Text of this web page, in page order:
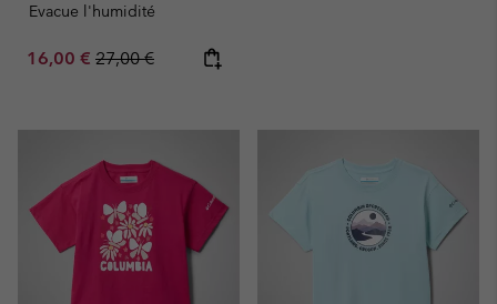
Evacue l'humidité
Sale price:
16,00 € Regular price:
27,00 €